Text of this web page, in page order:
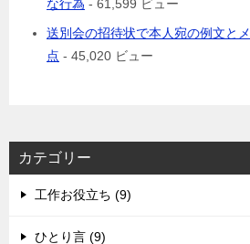
な行為 - 61,599 ビュー
送別会の招待状で本人宛の例文と
点 - 45,020 ビュー
カテゴリー
工作お役立ち (9)
ひとり言 (9)